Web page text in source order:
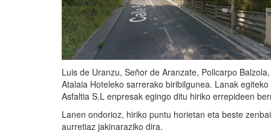
Luis de Uranzu, Señor de Aranzate, Policarpo
Atalaia Hoteleko sarrerako biribilgunea. Lanak
Asfaltia S.L enpresak egingo ditu hiriko errepideen
Lanen ondorioz, hiriko puntu horietan eta beste
aurretiaz jakinaraziko dira.